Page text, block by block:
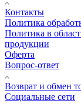
Контакты
Политика
Политика в
продукции
Оферта
Вопрос-ответ
Возврат и обмен
Социальные сети